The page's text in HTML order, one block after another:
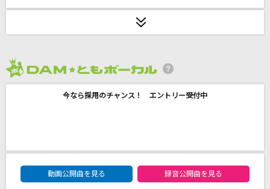
[生音]証
今なら採用のチャンス！ エントリー受付中
DAM★ともボーカルエントリーランキング
動画公開曲を見る
録音公開曲を見る